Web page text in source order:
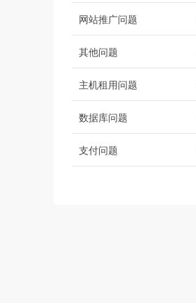
网站推广问题
其他问题
主机租用问题
数据库问题
支付问题